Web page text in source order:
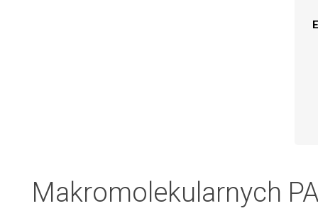
Makromolekularnych